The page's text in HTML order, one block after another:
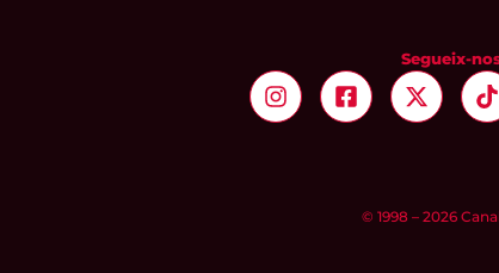
Segueix-
© 1998 – 2026